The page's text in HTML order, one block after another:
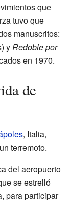
que
tuvo que
manuscritos:
yRedoble por
en 1970.
de
, Italia,
terremoto.
del aeropuerto
se estrelló
para participar